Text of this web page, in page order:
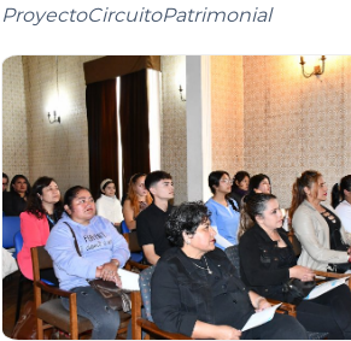
ProyectoCircuitoPatrimonial